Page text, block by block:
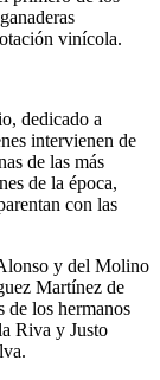
vinícola.
dedicado a
intervienen de
de las más
de la época,
con las
y del Molino
Martínez de
de los hermanos
Riva y Justo